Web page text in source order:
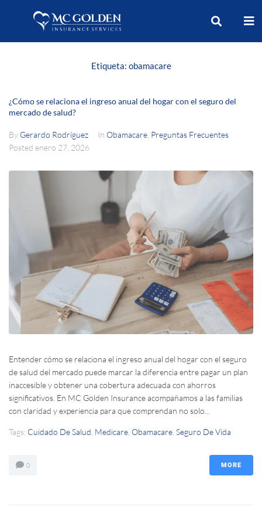
Etiqueta: obamacare
¿Cómo se relaciona el ingreso anual del hogar con el seguro del
mercado de salud?
By Gerardo Rodríguez In Obamacare Preguntas Frecuentes
Posted enero 27, 2026
Entender cómo se relaciona el ingreso anual del hogar con el seguro
de salud del mercado puede marcar la diferencia entre pagar un plan
inaccesible y obtener una cobertura adecuada con ahorros
significativos. En MC Golden Insurance acompañamos a las familias
con claridad y experiencia para que comprendan no solo...
Tags: Cuidado De Salud Medicare Obamacare Seguro De Vida
0 MORE